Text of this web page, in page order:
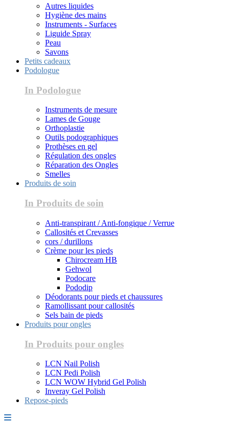
Autres liquides
Hygiène des mains
Instruments - Surfaces
Liguide Spray
Peau
Savons
Petits cadeaux
Podologue
In Podologue
Instruments de mesure
Lames de Gouge
Orthoplastie
Outils podographiques
Prothèses en gel
Régulation des ongles
Réparation des Ongles
Smelles
Produits de soin
In Produits de soin
Anti-transpirant / Anti-fongique / Verrue
Callosités et Crevasses
cors / durillons
Crème pour les pieds
Chirocream HB
Gehwol
Podocare
Pododip
Déodorants pour pieds et chaussures
Ramollissant pour callosités
Sels bain de pieds
Produits pour ongles
In Produits pour ongles
LCN Nail Polish
LCN Pedi Polish
LCN WOW Hybrid Gel Polish
Inveray Gel Polish
Repose-pieds